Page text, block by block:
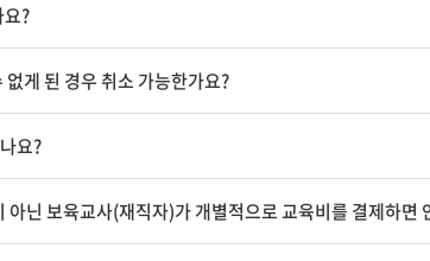
심 놀이중심 보육과정
장애통합 현장 적용
?
게 된 경우 취소 가능한가요?
요?
닌 보육교사(재직자)가 개별적으로 교육비를 결제하면